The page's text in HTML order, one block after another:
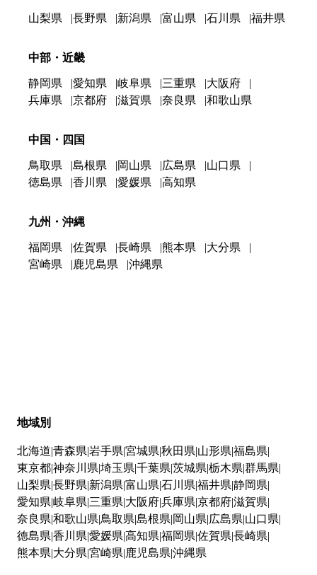
山梨県 長野県 新潟県 富山県 石川県 福井県
中部・近畿
静岡県 愛知県 岐阜県 三重県
大阪府
兵庫県
京都府 滋賀県 奈良県 和歌山県
中国・四国
鳥取県 島根県 岡山県 広島県
山口県
徳島県
香川県 愛媛県 高知県
九州・沖縄
福岡県 佐賀県 長崎県 熊本県
大分県
宮崎県
鹿児島県 沖縄県
地域別
北海道 青森県 岩手県 宮城県 秋田県 山形県 福島県
東京都神奈川県 埼玉県 千葉県 茨城県 栃木県 群馬県
山梨県 長野県 新潟県 富山県 石川県 福井県 静岡県
愛知県 岐阜県 三重県 大阪府兵庫県 京都府滋賀県
奈良県 和歌山県 鳥取県 島根県 岡山県 広島県 山口県
徳島県 香川県 愛媛県 高知県 福岡県 佐賀県 長崎県
熊本県 大分県 宮崎県 鹿児島県 沖縄県